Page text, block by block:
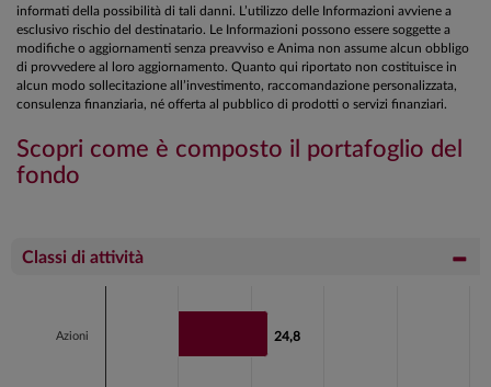
informati della possibilità di tali danni. L’utilizzo delle Informazioni avviene a
esclusivo rischio del destinatario. Le Informazioni possono essere soggette a
modifiche o aggiornamenti senza preavviso e Anima non assume alcun obbligo
di provvedere al loro aggiornamento. Quanto qui riportato non costituisce in
alcun modo sollecitazione all’investimento, raccomandazione personalizzata,
consulenza finanziaria, né offerta al pubblico di prodotti o servizi finanziari.
Scopri come è composto il portafoglio del
fondo
Classi di attività
View as data table, Chart
24,8
24,8
Azioni